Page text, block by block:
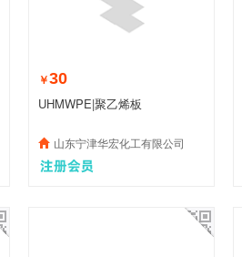
￥30
UHMWPE|聚乙烯板
山东宁津华宏化工有限公司